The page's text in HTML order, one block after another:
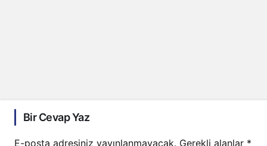
Bir Cevap Yaz
E-posta adresiniz yayınlanmayacak. Gerekli alanlar *